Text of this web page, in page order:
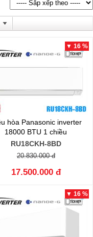
▼ 16 %
hòa Panasonic inverter
18000 BTU 1 chiều
RU18CKH-8BD
20.830.000 đ
17.500.000 đ
▼ 16 %